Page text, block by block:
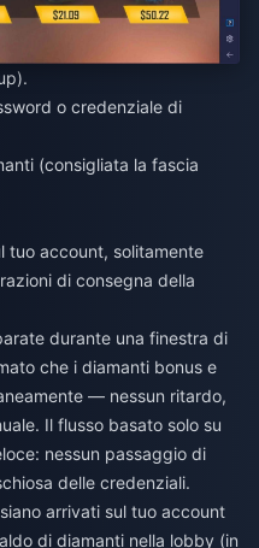
o credenziale di
(consigliata la fascia
tuo account, solitamente
di consegna della
durante una finestra di
che i diamanti bonus e
— nessun ritardo,
Il flusso basato solo su
nessun passaggio di
delle credenziali.
arrivati sul tuo account
di diamanti nella lobby (in